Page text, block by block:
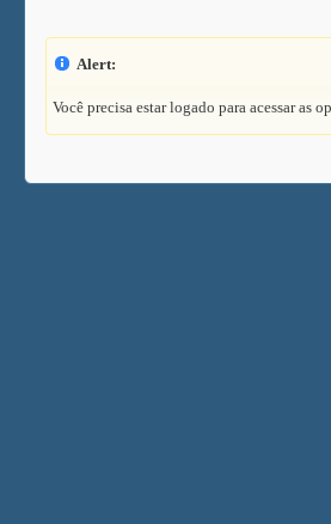
Alert:
Você precisa estar logado para acessar as